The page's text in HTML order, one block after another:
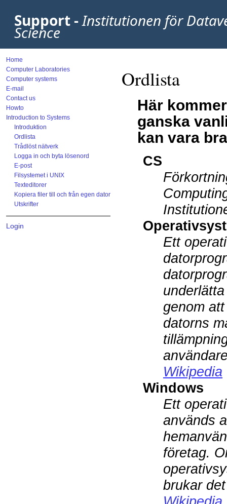
Support -Institutionen för
Science
Home
Computer Laboratories
Computer systems
E-mail
Contact us
Howto
Introduction to Systems
Introduktion
Ordlista
Trådlöst nätverk
Logga in och byta lösenord
E-post
Filsystemet i UNIX
Texteditorer
Kopiera filer till och från egen dator
Utskrifter
Login
Ordlista
Här
ganska
kan vara
CS
Ett
genom
datorns
Wikipedia
Windows
Ett
används
företag.
brukar